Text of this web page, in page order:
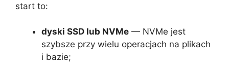
start to:
dyski SSD lub NVMe — NVMe jest
szybsze przy wielu operacjach na plikach
i bazie;